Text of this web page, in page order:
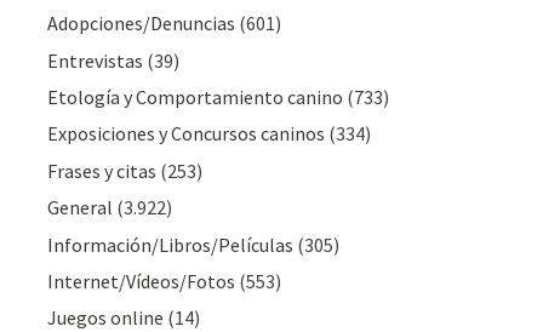
Adopciones/Denuncias (601)
Entrevistas (39)
Etología y Comportamiento canino (733)
Exposiciones y Concursos caninos (334)
Frases y citas (253)
General (3.922)
Información/Libros/Películas (305)
Internet/Vídeos/Fotos (553)
Juegos online (14)